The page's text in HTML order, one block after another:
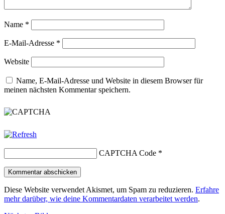
Name *
E-Mail-Adresse *
Website
Name, E-Mail-Adresse und Website in diesem Browser für
meinen nächsten Kommentar speichern.
CAPTCHA Code *
Diese Website verwendet Akismet, um Spam zu reduzieren. Erfahre
mehr darüber, wie deine Kommentardaten verarbeitet werden.